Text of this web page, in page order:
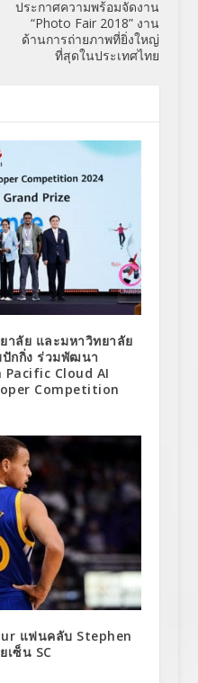
ประกาศความพร้อมจัดงาน
“Photo Fair 2018” งาน
ด้านการถ่ายภาพที่ยิ่งใหญ่
ที่สุดในประเทศไทย
าลัย และมหาวิทยาลัย
กกิ่ง ร่วมพัฒนา
Pacific Cloud AI
Competition
แฟนคลับ Stephen
ซ็น SC